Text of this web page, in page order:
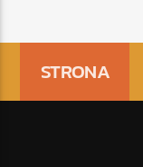
próżno szukać w
STRONA